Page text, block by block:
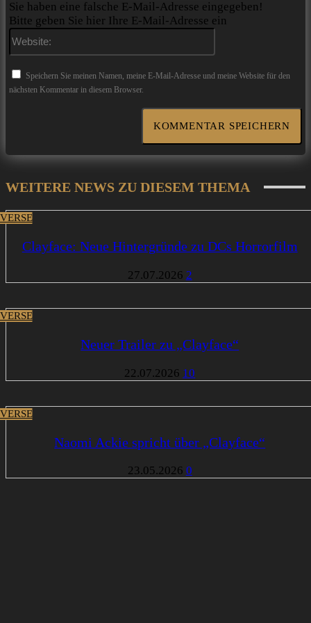
Sie haben eine falsche E-Mail-Adresse eingegeben!
Bitte geben Sie hier Ihre E-Mail-Adresse ein
Speichern Sie meinen Namen, meine E-Mail-Adresse und meine Website für den
nächsten Kommentar in diesem Browser.
WEITERE NEWS ZU DIESEM THEMA
Clayface: Neue Hintergründe zu DCs Horrorfilm
27.07.2026 2
Neuer Trailer zu „Clayface“
22.07.2026 10
Naomi Ackie spricht über „Clayface“
23.05.2026 0